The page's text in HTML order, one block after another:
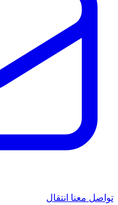
تواصل معنا انتقال